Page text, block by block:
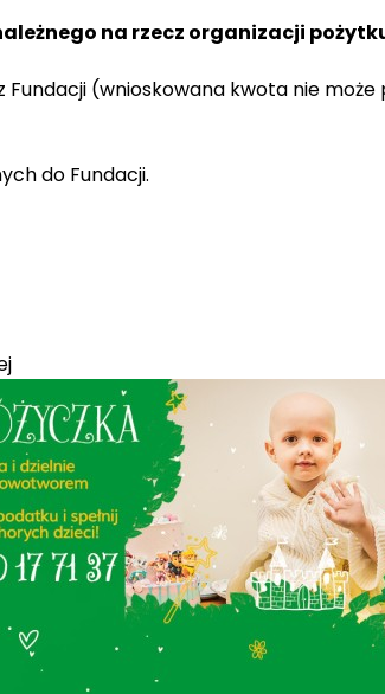
na rzecz organizacji
(wnioskowana kwota nie
do Fundacji.